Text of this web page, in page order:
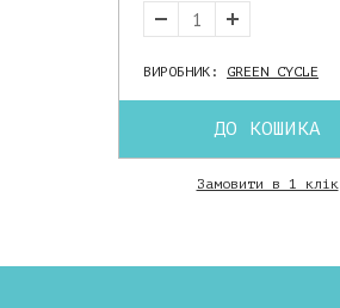
ВИРОБНИК: GREEN CYCLE
ДО КОШИКА
Замовити в 1 клік